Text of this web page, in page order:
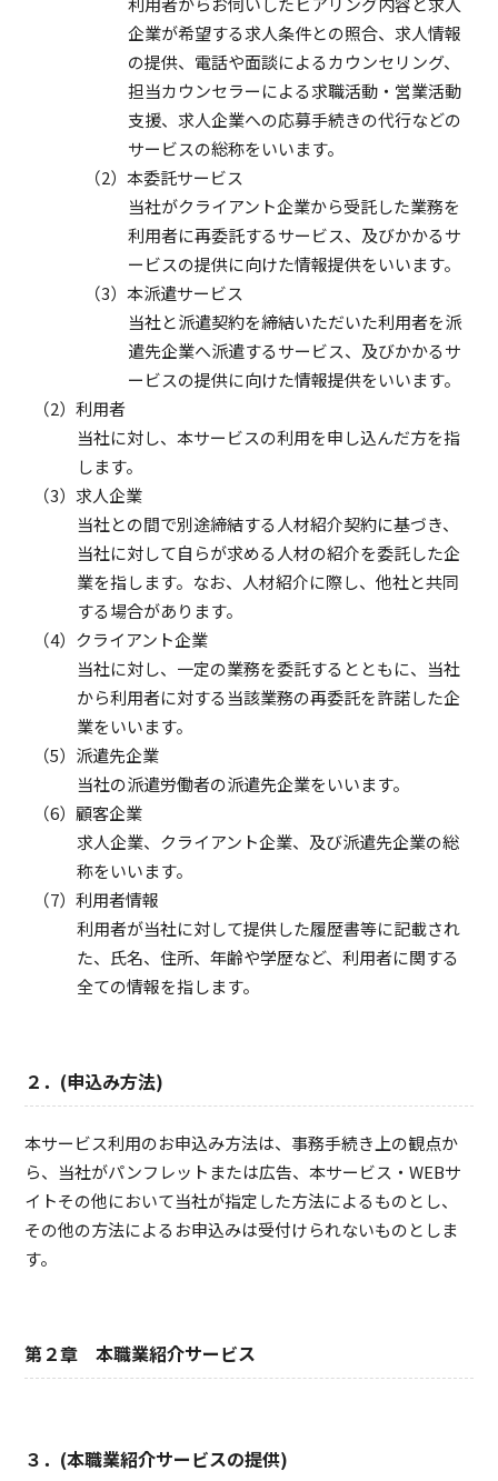
企業が希望する求人条件との照合、求人情報
の提供、電話や面談によるカウンセリング、
担当カウンセラーによる求職活動・営業活動
支援、求人企業への応募手続きの代行などの
サービスの総称をいいます。
本委託サービス
当社がクライアント企業から受託した業務を
利用者に再委託するサービス、及びかかるサ
ービスの提供に向けた情報提供をいいます。
本派遣サービス
当社と派遣契約を締結いただいた利用者を派
遣先企業へ派遣するサービス、及びかかるサ
ービスの提供に向けた情報提供をいいます。
利用者
当社に対し、本サービスの利用を申し込んだ方を指
します。
求人企業
当社との間で別途締結する人材紹介契約に基づき、
当社に対して自らが求める人材の紹介を委託した企
業を指します。なお、人材紹介に際し、他社と共同
する場合があります。
クライアント企業
当社に対し、一定の業務を委託するとともに、当社
から利用者に対する当該業務の再委託を許諾した企
業をいいます。
派遣先企業
当社の派遣労働者の派遣先企業をいいます。
顧客企業
求人企業、クライアント企業、及び派遣先企業の総
称をいいます。
利用者情報
利用者が当社に対して提供した履歴書等に記載され
た、氏名、住所、年齢や学歴など、利用者に関する
全ての情報を指します。
２．(申込み方法)
本サービス利用のお申込み方法は、事務手続き上の観点か
ら、当社がパンフレットまたは広告、本サービス・WEBサ
イトその他において当社が指定した方法によるものとし、
その他の方法によるお申込みは受付けられないものとしま
す。
第２章 本職業紹介サービス
３．(本職業紹介サービスの提供)